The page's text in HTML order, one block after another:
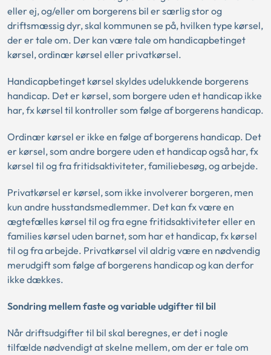
eller ej, og/eller om borgerens bil er særlig stor og
driftsmæssig dyr, skal kommunen se på, hvilken type kørsel,
der er tale om. Der kan være tale om handicapbetinget
kørsel, ordinær kørsel eller privatkørsel.
Handicapbetinget kørsel skyldes udelukkende borgerens
handicap. Det er kørsel, som borgere uden et handicap ikke
har, fx kørsel til kontroller som følge af borgerens handicap.
Ordinær kørsel er ikke en følge af borgerens handicap. Det
er kørsel, som andre borgere uden et handicap også har, fx
kørsel til og fra fritidsaktiviteter, familiebesøg, og arbejde.
Privatkørsel er kørsel, som ikke involverer borgeren, men
kun andre husstandsmedlemmer. Det kan fx være en
ægtefælles kørsel til og fra egne fritidsaktiviteter eller en
families kørsel uden barnet, som har et handicap, fx kørsel
til og fra arbejde. Privatkørsel vil aldrig være en nødvendig
merudgift som følge af borgerens handicap og kan derfor
ikke dækkes.
Sondring mellem faste og variable udgifter til bil
Når driftsudgifter til bil skal beregnes, er det i nogle
tilfælde nødvendigt at skelne mellem, om der er tale om